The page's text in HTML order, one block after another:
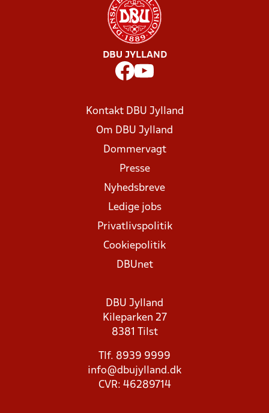
DBU JYLLAND
Kontakt DBU Jylland
Om DBU Jylland
Dommervagt
Presse
Nyhedsbreve
Ledige jobs
Privatlivspolitik
Cookiepolitik
DBUnet
DBU Jylland
Kileparken 27
8381 Tilst
Tlf. 8939 9999
info@dbujylland.dk
CVR: 46289714